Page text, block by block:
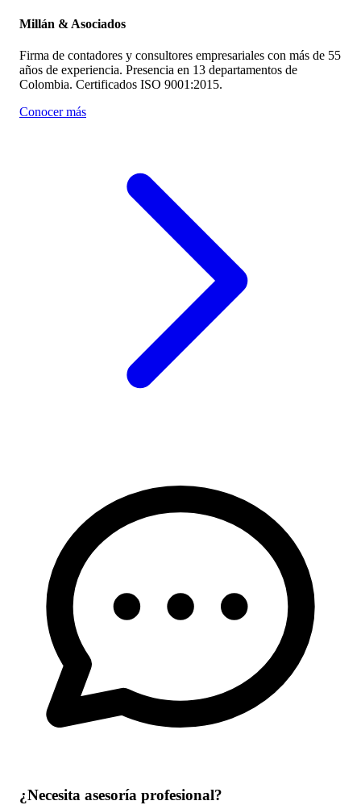
Millán & Asociados
Firma de contadores y consultores empresariales con más de 55
años de experiencia. Presencia en 13 departamentos de
Colombia. Certificados ISO 9001:2015.
Conocer más
¿Necesita asesoría profesional?